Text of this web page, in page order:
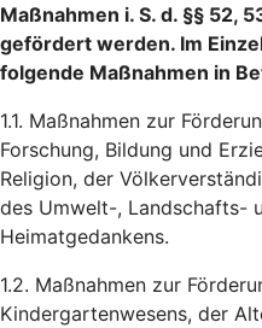
Maßnahmen i. S. d. §§ 52,
gefördert werden. Im
folgende Maßnahmen in
1.1. Maßnahmen zur
Forschung, Bildung und
Religion, der
des Umwelt-, Landschafts-
Heimatgedankens.
1.2. Maßnahmen zur
Kindergartenwesens, der